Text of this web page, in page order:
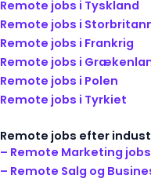
Remote jobs i Tyskland
Remote jobs i
Remote jobs i Frankrig
Remote jobs i
Remote jobs i Polen
Remote jobs i Tyrkiet
Remote jobs efter
– Remote Marketing
– Remote Salg og